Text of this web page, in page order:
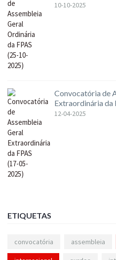
10-10-2025
Convocatória de
Extraordinária da
12-04-2025
ETIQUETAS
convocatória assembleia